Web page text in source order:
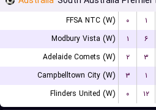
FFSA NTC (W) ۰ ۱
Modbury Vista (W)
۱ ۶
Adelaide Comets (W)
۲ ۳
Campbelltown City (W)
۳ ۱
Flinders United (W)
۰ ۱۲